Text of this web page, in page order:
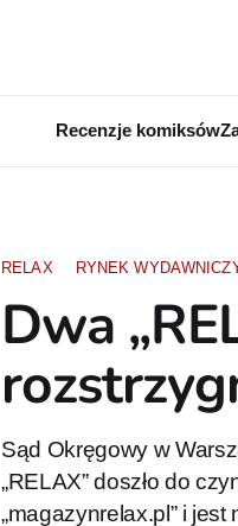
Recenzje komiksów
RELAX RYNEK
Dwa
Sąd Okręgowy w
„RELAX” doszło do
„magazynrelax.pl” i